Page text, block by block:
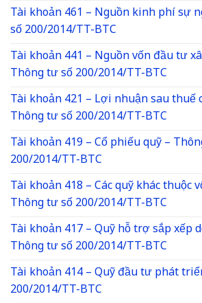
Tài khoản 461 – Nguồn kinh phí sự
số 200/2014/TT-BTC
Tài khoản 441 – Nguồn vốn đầu tư
Thông tư số 200/2014/TT-BTC
Tài khoản 421 – Lợi nhuận sau
Thông tư số 200/2014/TT-BTC
Tài khoản 419 – Cổ phiếu quỹ –
200/2014/TT-BTC
Tài khoản 418 – Các quỹ khác thuộc
Thông tư số 200/2014/TT-BTC
Tài khoản 417 – Quỹ hỗ trợ sắp xếp
Thông tư số 200/2014/TT-BTC
Tài khoản 414 – Quỹ đầu tư phát
200/2014/TT-BTC